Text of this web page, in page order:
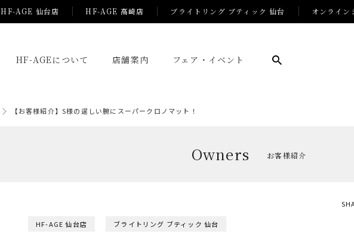
HF-AGE 仙台店 HF-AGE 高崎店 ブライトリング ブティック 仙台 オンライン
HF-AGEについて 店舗案内 フェア・イベント
【お客様紹介】S様の逞しい腕にスーパークロノマット！
Owners お客様紹介
HF-AGE 仙台店 ブライトリング ブティック 仙台